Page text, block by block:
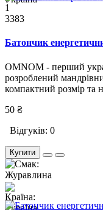
1
3383
Батончик
OMNOM - перший
розроблений
компактний розмір та
50 ₴
Відгуків: 0
Купити